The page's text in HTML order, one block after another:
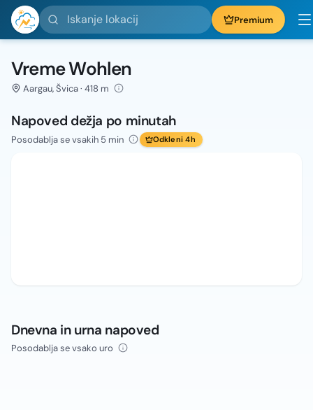
Iskanje lokacij Premium
Vreme Wohlen
Aargau, Švica · 418 m
Napoved dežja po minutah
Posodablja se vsakih 5 min Odkleni 4h
Dnevna in urna napoved
Posodablja se vsako uro